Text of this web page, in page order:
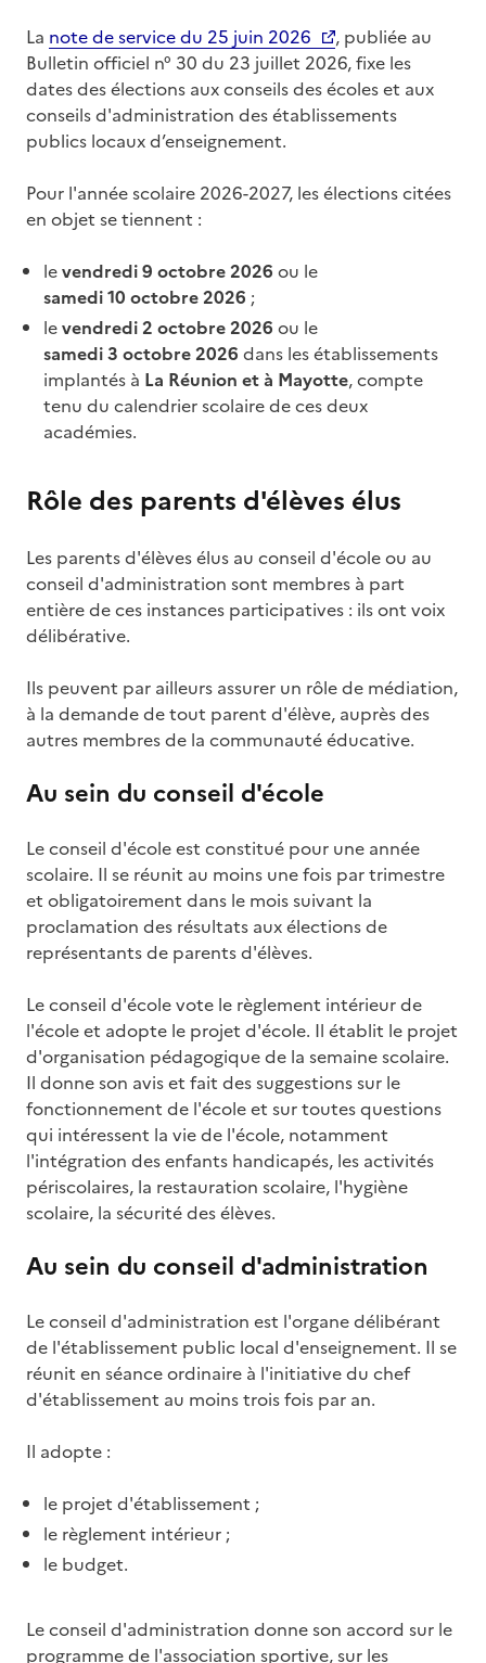
La note de service du 25 juin 2026
, publiée au
Bulletin officiel n° 30 du 23 juillet 2026, fixe les
dates des élections aux conseils des écoles et aux
conseils d'administration des établissements
publics locaux d’enseignement.
Pour l'année scolaire 2026-2027, les élections citées
en objet se tiennent :
levendredi 9 octobre 2026 ou le
samedi 10 octobre 2026 ;
levendredi 2 octobre 2026 ou le
samedi 3 octobre 2026 dans les établissements
implantés à La Réunion et à Mayotte, compte
tenu du calendrier scolaire de ces deux
académies.
Rôle des parents d'élèves élus
Les parents d'élèves élus au conseil d'école ou au
conseil d'administration sont membres à part
entière de ces instances participatives : ils ont voix
délibérative.
Ils peuvent par ailleurs assurer un rôle de médiation,
à la demande de tout parent d'élève, auprès des
autres membres de la communauté éducative.
Au sein du conseil d'école
Le conseil d'école est constitué pour une année
scolaire. Il se réunit au moins une fois par trimestre
et obligatoirement dans le mois suivant la
proclamation des résultats aux élections de
représentants de parents d'élèves.
Le conseil d'école vote le règlement intérieur de
l'école et adopte le projet d'école. Il établit le projet
d'organisation pédagogique de la semaine scolaire.
Il donne son avis et fait des suggestions sur le
fonctionnement de l'école et sur toutes questions
qui intéressent la vie de l'école, notamment
l'intégration des enfants handicapés, les activités
périscolaires, la restauration scolaire, l'hygiène
scolaire, la sécurité des élèves.
Au sein du conseil d'administration
Le conseil d'administration est l'organe délibérant
de l'établissement public local d'enseignement. Il se
réunit en séance ordinaire à l'initiative du chef
d'établissement au moins trois fois par an.
Il adopte :
le projet d'établissement ;
le règlement intérieur ;
le budget.
Le conseil d'administration donne son accord sur le
programme de l'association sportive, sur les